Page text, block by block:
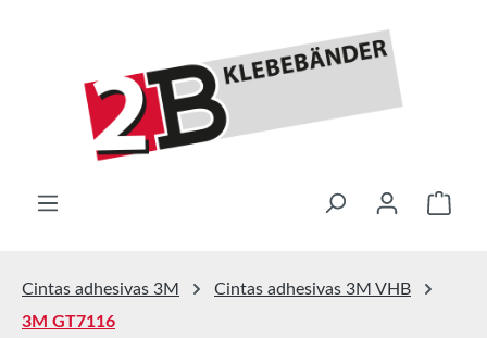
El
Cintas adhesivas 3M
Cintas adhesivas 3M VHB
3M GT7116